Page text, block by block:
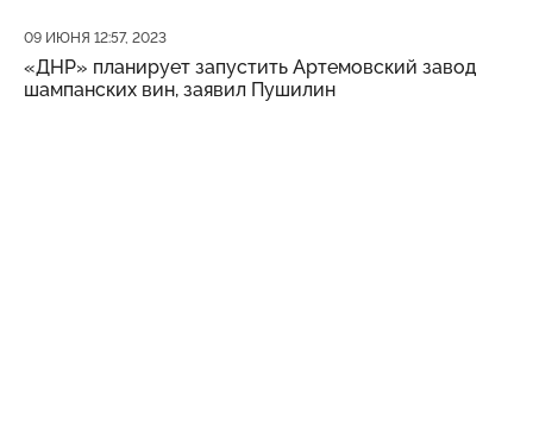
Дата публикации
09 ИЮНЯ 12:57, 2023
«ДНР» планирует запустить Артемовский завод
шампанских вин, заявил Пушилин